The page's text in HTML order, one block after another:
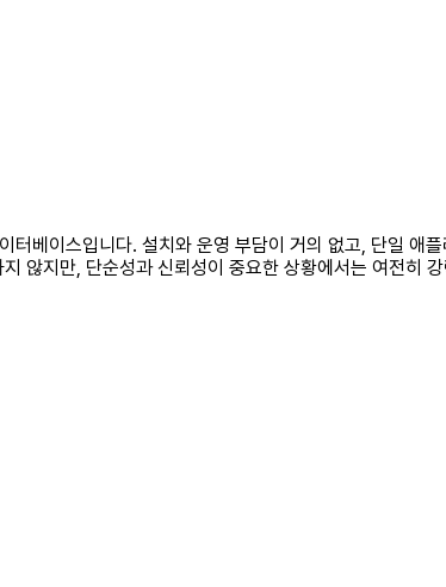
베이스입니다. 설치와 운영 부담이 거의 없고, 단일 애
않지만, 단순성과 신뢰성이 중요한 상황에서는 여전히